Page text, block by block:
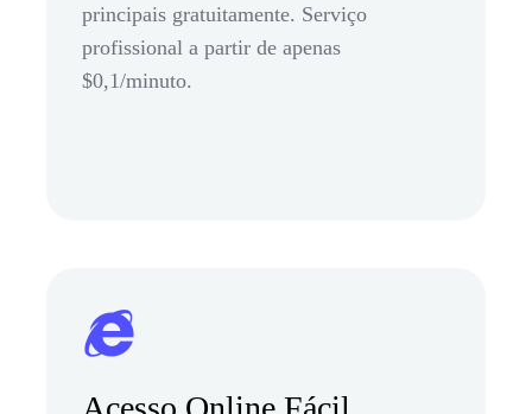
principais gratuitamente. Serviço
profissional a partir de apenas
$0,1/minuto.